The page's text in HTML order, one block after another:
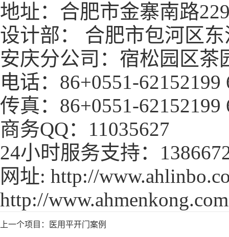
地址：合肥市金寨南路
设计部： 合肥市包河区
安庆分公司：宿松园区茶
电话：86+0551-
传真：86+0551-62152199
商务QQ：11035627
24小时服务支持：
网址: http://
http://www.ahmenkong.com
上一个项目： 医用平开门案例